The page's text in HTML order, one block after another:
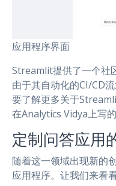
应用程序界面
Streamlit提供了一个社
由于其自动化的CI/CD
要了解更多关于
在Analytics Vidya上写
定制问答应用
随着这一领域出现新的
应用程序。让我们来看